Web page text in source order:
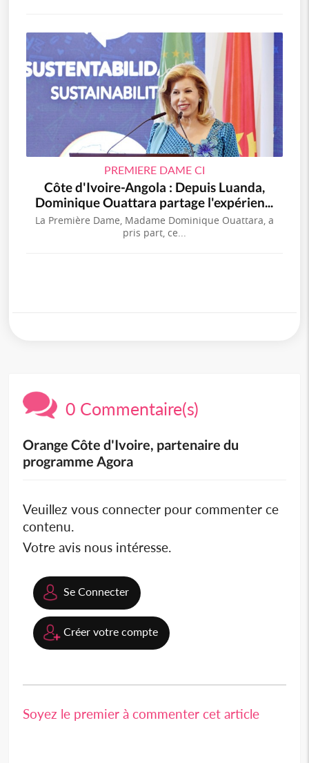
PREMIERE DAME CI
Côte d'Ivoire-Angola : Depuis Luanda,
Dominique Ouattara partage l'expérien...
La Première Dame, Madame Dominique Ouattara, a
pris part, ce...
0 Commentaire(s)
Orange Côte d'Ivoire, partenaire du
programme Agora
Veuillez vous connecter pour commenter ce
contenu.
Votre avis nous intéresse.
Se Connecter
Créer votre compte
Soyez le premier à commenter cet article